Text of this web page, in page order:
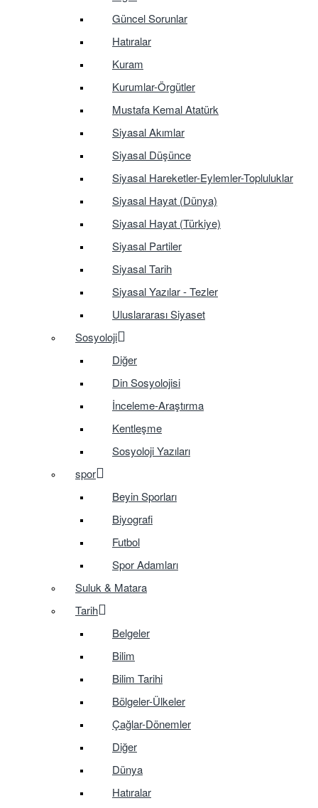
Güncel Sorunlar
Hatıralar
Kuram
Kurumlar-Örgütler
Mustafa Kemal Atatürk
Siyasal Akımlar
Siyasal Düşünce
Siyasal Hareketler-Eylemler-Topluluklar
Siyasal Hayat (Dünya)
Siyasal Hayat (Türkiye)
Siyasal Partiler
Siyasal Tarih
Siyasal Yazılar - Tezler
Uluslararası Siyaset
Sosyoloji
Diğer
Din Sosyolojisi
İnceleme-Araştırma
Kentleşme
Sosyoloji Yazıları
spor
Beyin Sporları
Biyografi
Futbol
Spor Adamları
Suluk & Matara
Tarih
Belgeler
Bilim
Bilim Tarihi
Bölgeler-Ülkeler
Çağlar-Dönemler
Diğer
Dünya
Hatıralar